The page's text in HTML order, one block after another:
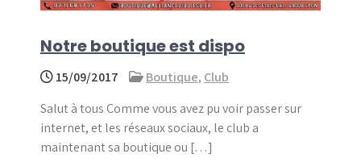
Notre boutique est dispo
15/09/2017 Boutique, Club
Salut à tous Comme vous avez pu voir passer sur
internet, et les réseaux sociaux, le club a
maintenant sa boutique ou […]